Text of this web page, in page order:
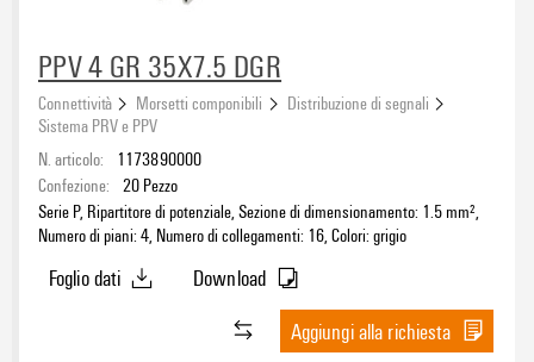
Sezione di dimensionamento
Numero di collegamenti
2(45)
4(33)
PPV 4 GR 35X7.5 DGR
Connettività Morsetti componibili
Distribuzione di segnali
Sistema PRV e PPV
N. articolo:
1173890000
Confezione: 20 Pezzo
Serie P, Ripartitore di potenziale, Sezione di dimensionamento: 1.5 mm²,
Numero di piani: 4, Numero di collegamenti: 16, Colori: grigio
Foglio dati
Download
Aggiungi alla richiesta